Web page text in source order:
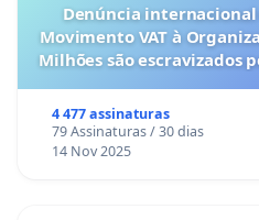
Denúncia internacional
Movimento VAT à
Milhões são escravizados
4 477 assinaturas
79 Assinaturas / 30 dias
14 Nov 2025